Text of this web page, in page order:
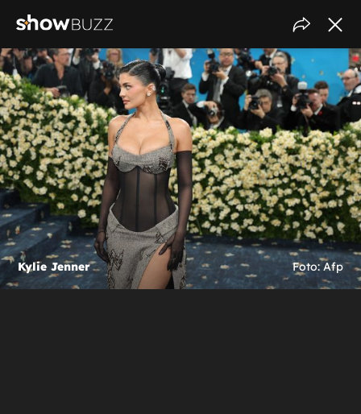
Kylie Jenner Foto: Afp